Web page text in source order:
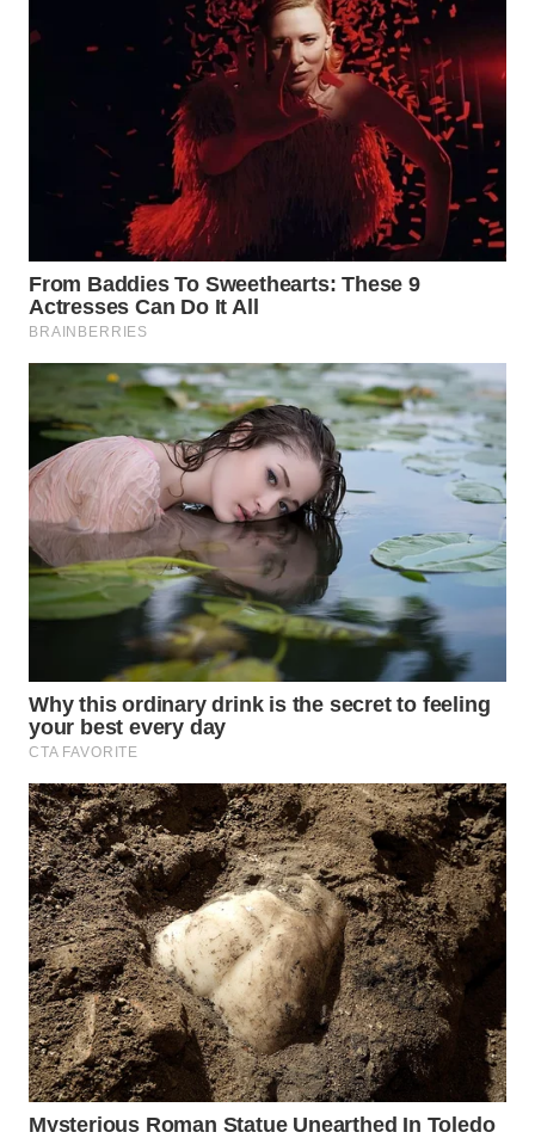
LIKUPANG
LABUANBAJO
WN
BORNEO
Media
WAHANA
NEWS
WAHANA
TANI
WAHANA
WAHANA
INFRASTRUKTUR
WAHANA
KONSUMEN
WAHANA
LISTRIK
WAHANA
TRAVEL
WAHANA
TV